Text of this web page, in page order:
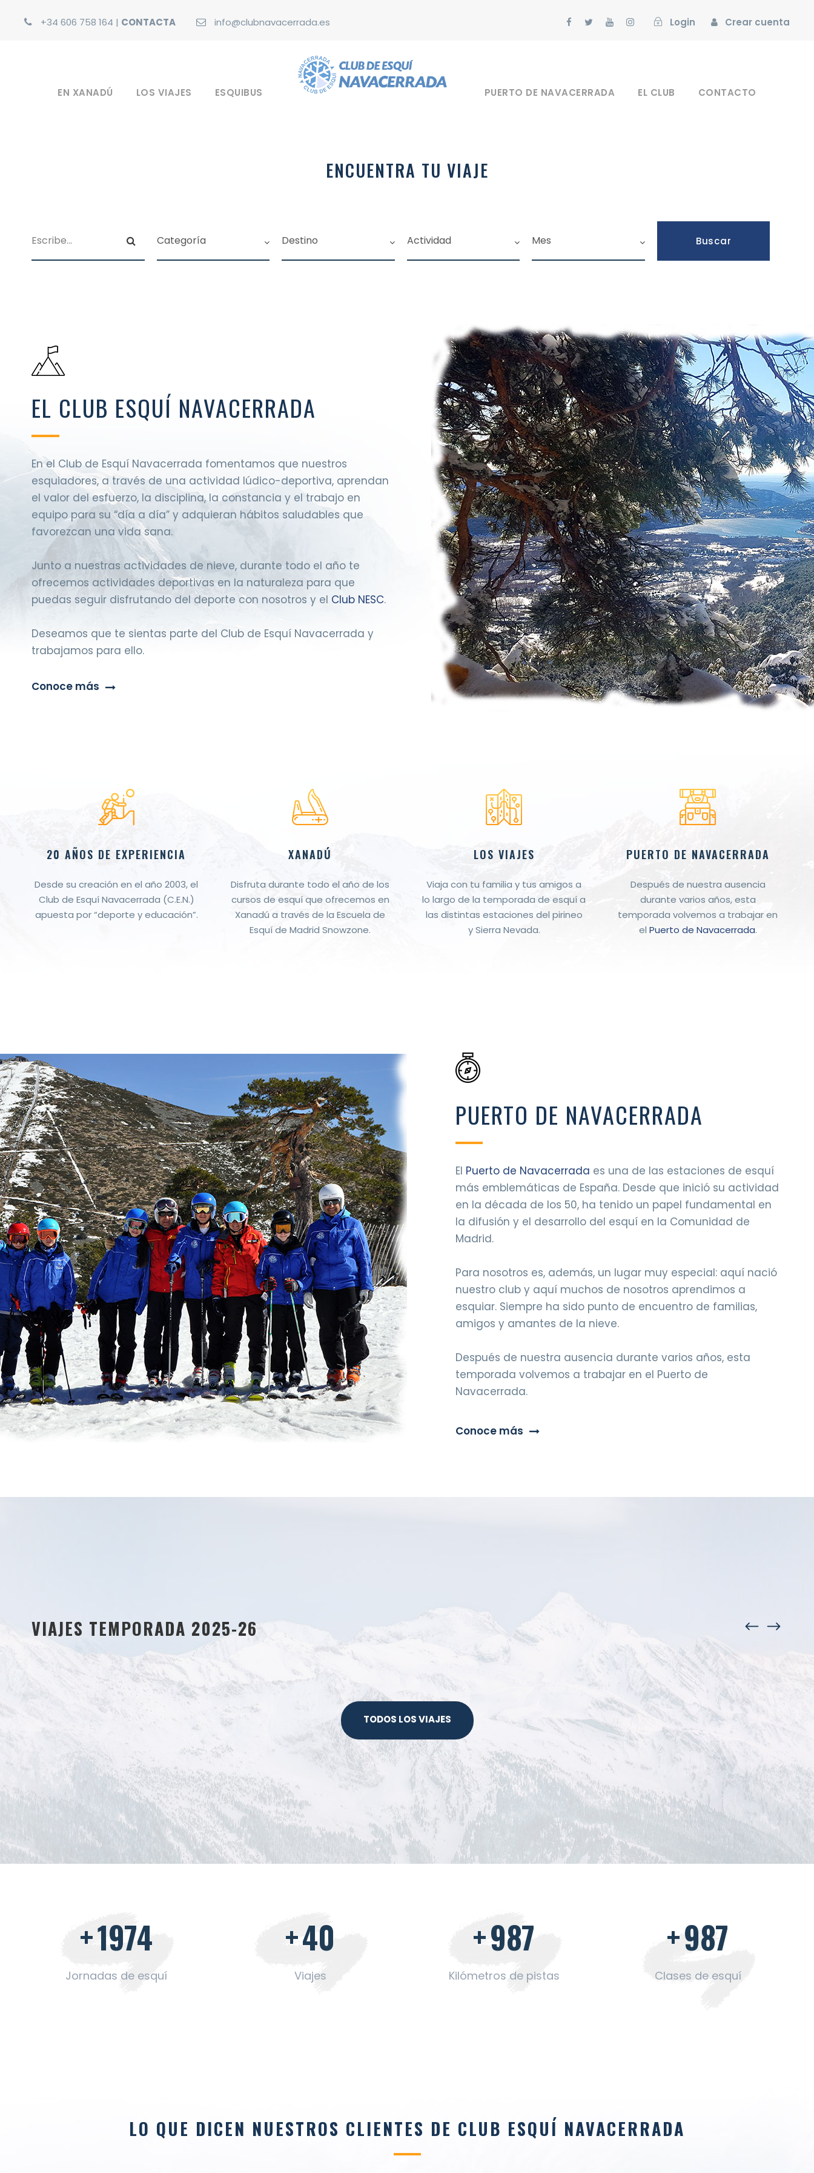
+34 606 758 164 | CONTACTA info@clubnavacerrada.es Login Crear cuenta
EN XANADÚ LOS VIAJES ESQUIBUS PUERTO DE NAVACERRADA EL CLUB CONTACTO
ENCUENTRA TU VIAJE
EL CLUB ESQUÍ NAVACERRADA
En el Club de Esquí Navacerrada fomentamos que nuestros
esquiadores, a través de una actividad lúdico-deportiva, aprendan
el valor del esfuerzo, la disciplina, la constancia y el trabajo en
equipo para su “día a día” y adquieran hábitos saludables que
favorezcan una vida sana.
Junto a nuestras actividades de nieve, durante todo el año te
ofrecemos actividades deportivas en la naturaleza para que
puedas seguir disfrutando del deporte con nosotros y el Club NESC.
Deseamos que te sientas parte del Club de Esquí Navacerrada y
trabajamos para ello.
Conoce más
20 AÑOS DE EXPERIENCIA
Desde su creación en el año 2003, el
Club de Esquí Navacerrada (C.E.N.)
apuesta por “deporte y educación”.
XANADÚ
Disfruta durante todo el año de los
cursos de esquí que ofrecemos en
Xanadú a través de la Escuela de
Esquí de Madrid Snowzone.
LOS VIAJES
Viaja con tu familia y tus amigos a
lo largo de la temporada de esquí a
las distintas estaciones del pirineo
y Sierra Nevada.
PUERTO DE NAVACERRADA
Después de nuestra ausencia
durante varios años, esta
temporada volvemos a trabajar en
el Puerto de Navacerrada.
PUERTO DE NAVACERRADA
El Puerto de Navacerrada es una de las estaciones de esquí
más emblemáticas de España. Desde que inició su actividad
en la década de los 50, ha tenido un papel fundamental en
la difusión y el desarrollo del esquí en la Comunidad de
Madrid.
Para nosotros es, además, un lugar muy especial: aquí nació
nuestro club y aquí muchos de nosotros aprendimos a
esquiar. Siempre ha sido punto de encuentro de familias,
amigos y amantes de la nieve.
Después de nuestra ausencia durante varios años, esta
temporada volvemos a trabajar en el Puerto de
Navacerrada.
Conoce más
VIAJES TEMPORADA 2025-26
TODOS LOS VIAJES
+2000
Jornadas de esquí
+40
Viajes
+1000
Kilómetros de pistas
+1000
Clases de esquí
LO QUE DICEN NUESTROS CLIENTES DE CLUB ESQUÍ NAVACERRADA